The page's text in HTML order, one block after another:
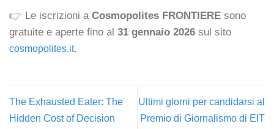
👉 Le iscrizioni a Cosmopolites FRONTIERE sono
gratuite e aperte fino al 31 gennaio 2026 sul sito
cosmopolites.it.
The Exhausted Eater: The
Hidden Cost of Decision
Ultimi giorni per candidarsi al
Premio di Giornalismo di EIT